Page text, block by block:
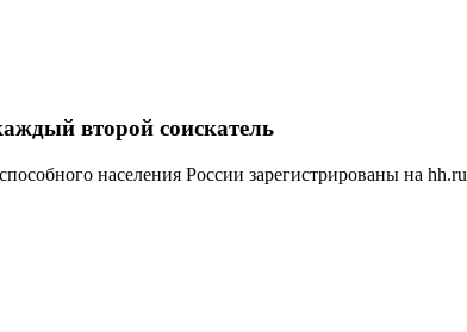
второй соискатель
населения России зарегистрированы на hh.ru